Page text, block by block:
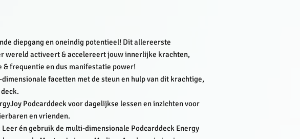
diepgang en oneindig potentieel! Dit allereerste
wereld activeert & accelereert jouw innerlijke krachten,
& frequentie en dus manifestatie power!
facetten met de steun en hulp van dit krachtige,
Podcarddeck voor dagelijkse lessen en inzichten voor
en vrienden.
Leer én gebruik de multi-dimensionale Podcarddeck Energy